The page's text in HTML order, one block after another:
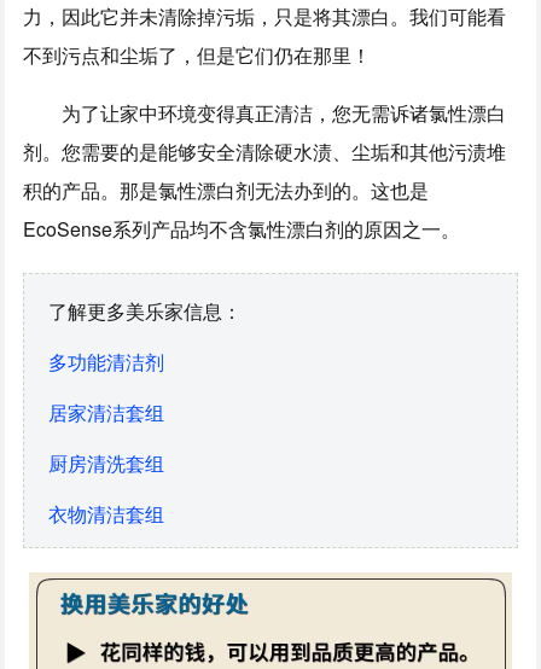
力，因此它并未清除掉污垢，只是将其漂白。我们可能看
不到污点和尘垢了，但是它们仍在那里！
为了让家中环境变得真正清洁，您无需诉诸氯性漂白
剂。您需要的是能够安全清除硬水渍、尘垢和其他污渍堆
积的产品。那是氯性漂白剂无法办到的。这也是
EcoSense系列产品均不含氯性漂白剂的原因之一。
了解更多美乐家信息：
多功能清洁剂
居家清洁套组
厨房清洗套组
衣物清洁套组